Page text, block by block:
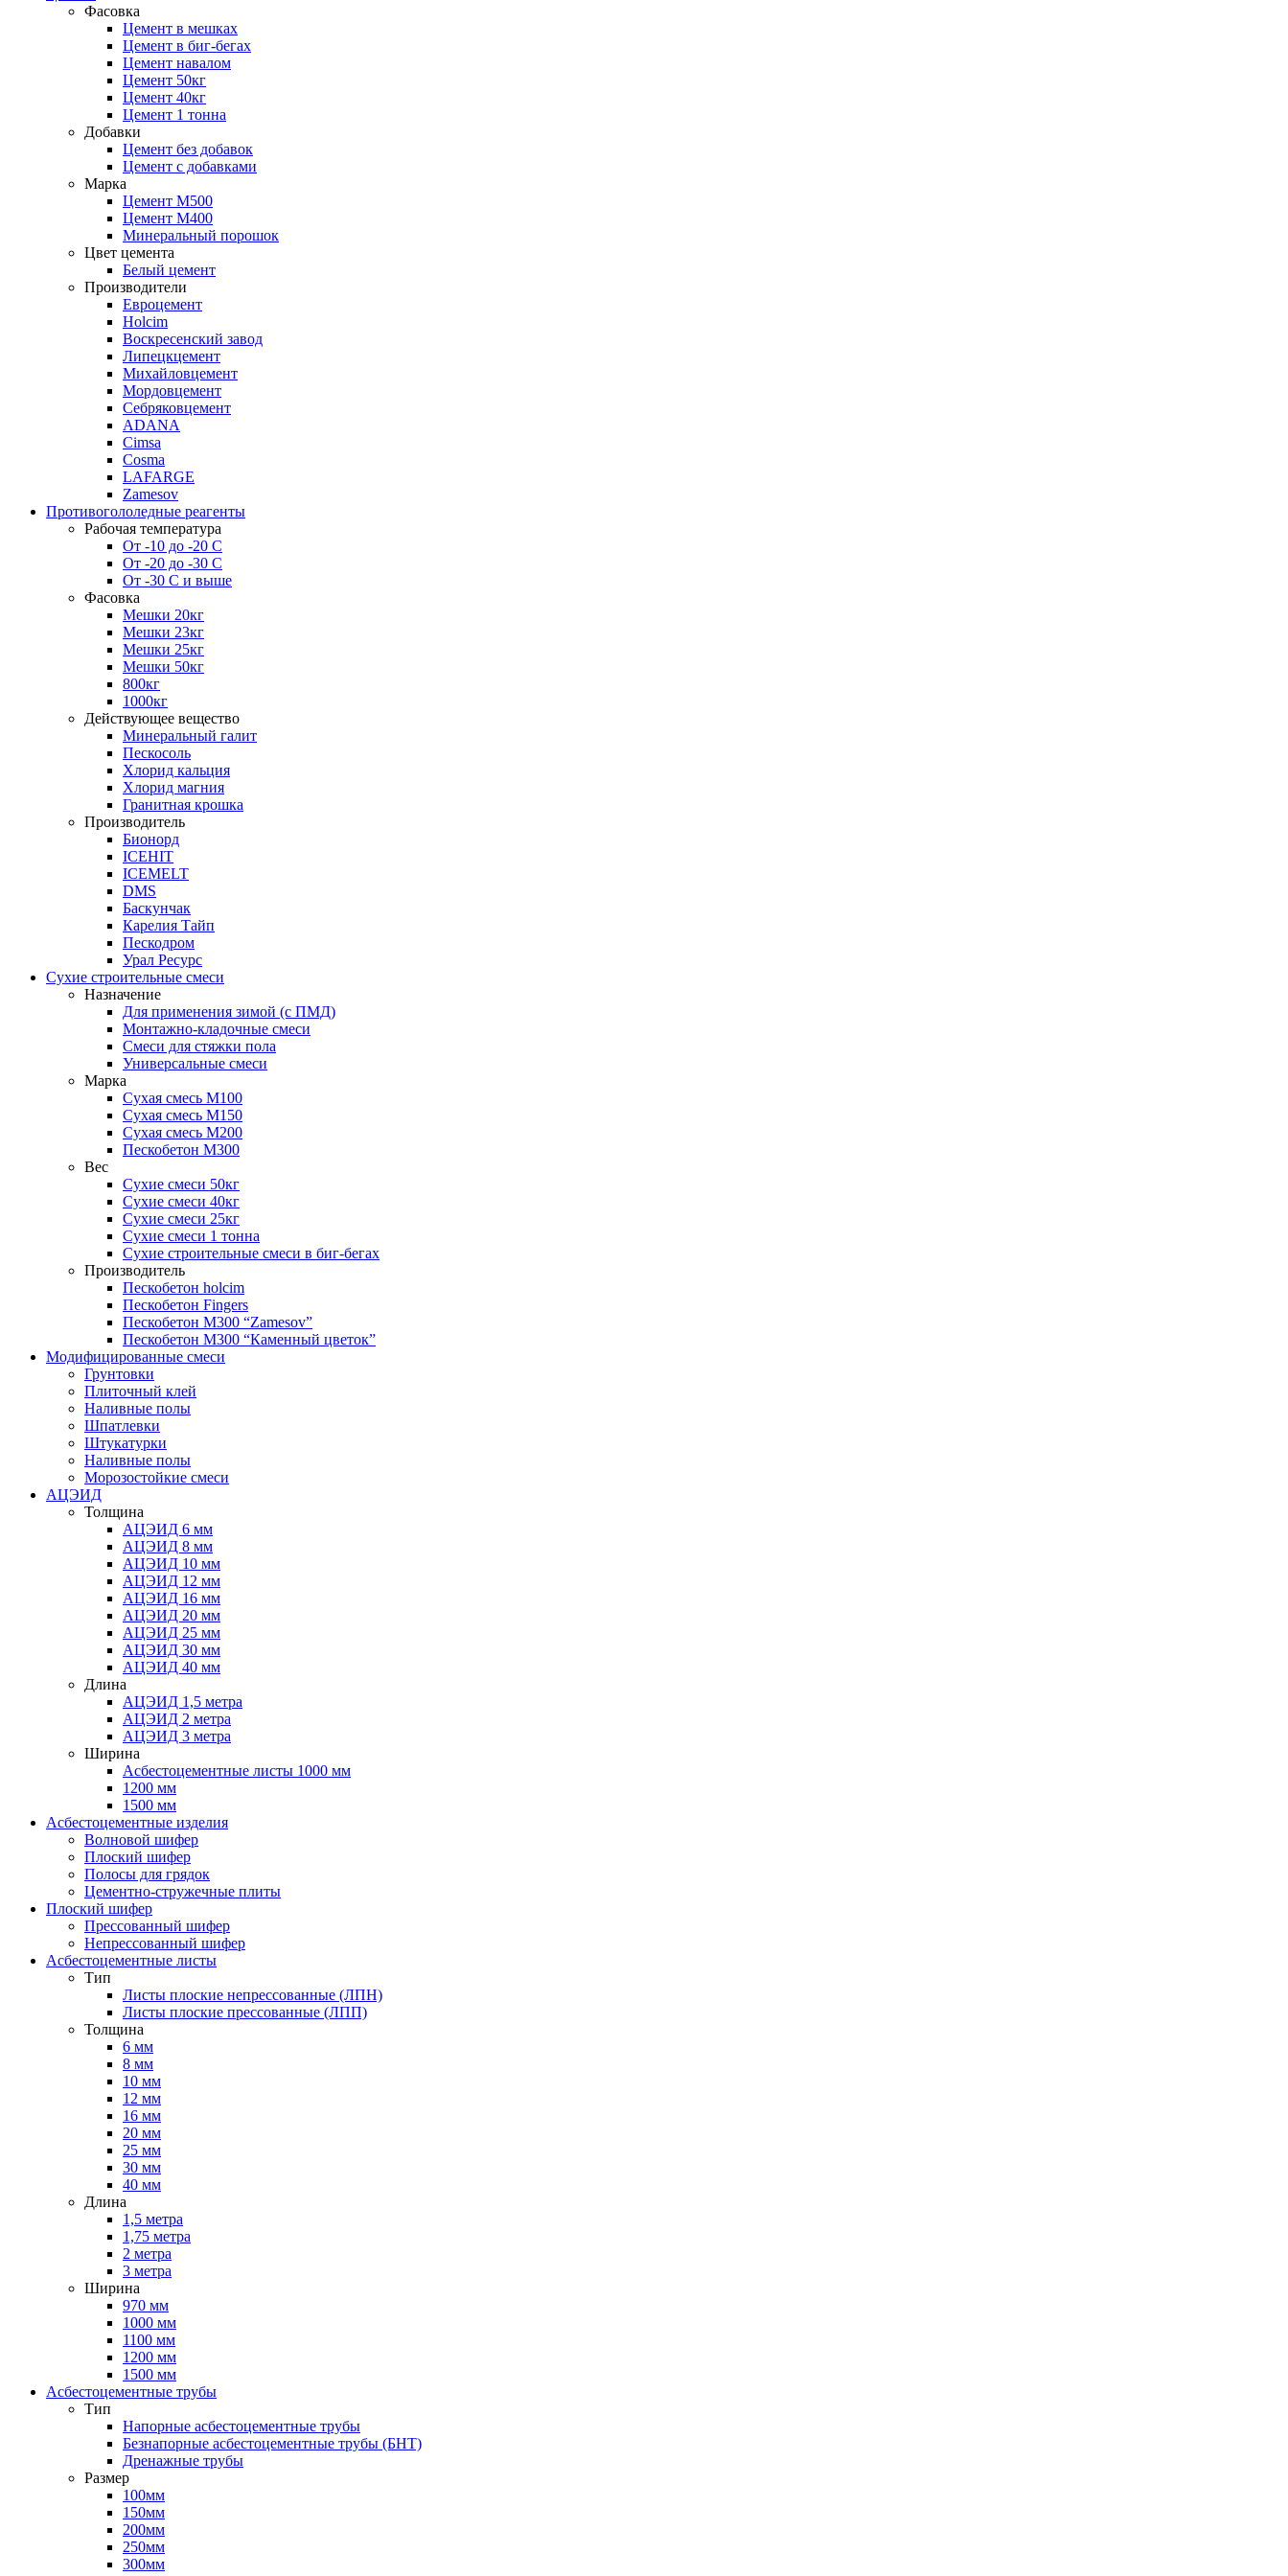
Фасовка
Цемент в мешках
Цемент в биг-бегах
Цемент навалом
Цемент 50кг
Цемент 40кг
Цемент 1 тонна
Добавки
Цемент без добавок
Цемент с добавками
Марка
Цемент М500
Цемент М400
Минеральный порошок
Цвет цемента
Белый цемент
Производители
Евроцемент
Holcim
Воскресенский завод
Липецкцемент
Михайловцемент
Мордовцемент
Себряковцемент
ADANA
Cimsa
Cosma
LAFARGE
Zamesov
Противогололедные реагенты
Рабочая температура
От -10 до -20 С
От -20 до -30 С
От -30 С и выше
Фасовка
Мешки 20кг
Мешки 23кг
Мешки 25кг
Мешки 50кг
800кг
1000кг
Действующее вещество
Минеральный галит
Пескосоль
Хлорид кальция
Хлорид магния
Гранитная крошка
Производитель
Бионорд
ICEHIT
ICEMELT
DMS
Баскунчак
Карелия Тайп
Пескодром
Урал Ресурс
Сухие строительные смеси
Назначение
Для применения зимой (с ПМД)
Монтажно-кладочные смеси
Смеси для стяжки пола
Универсальные смеси
Марка
Сухая смесь М100
Сухая смесь М150
Сухая смесь М200
Пескобетон М300
Вес
Сухие смеси 50кг
Сухие смеси 40кг
Сухие смеси 25кг
Сухие смеси 1 тонна
Сухие строительные смеси в биг-бегах
Производитель
Пескобетон holcim
Пескобетон Fingers
Пескобетон М300 “Zamesov”
Пескобетон М300 “Каменный цветок”
Модифицированные смеси
Грунтовки
Плиточный клей
Наливные полы
Шпатлевки
Штукатурки
Наливные полы
Морозостойкие смеси
АЦЭИД
Толщина
АЦЭИД 6 мм
АЦЭИД 8 мм
АЦЭИД 10 мм
АЦЭИД 12 мм
АЦЭИД 16 мм
АЦЭИД 20 мм
АЦЭИД 25 мм
АЦЭИД 30 мм
АЦЭИД 40 мм
Длина
АЦЭИД 1,5 метра
АЦЭИД 2 метра
АЦЭИД 3 метра
Ширина
Асбестоцементные листы 1000 мм
1200 мм
1500 мм
Асбестоцементные изделия
Волновой шифер
Плоский шифер
Полосы для грядок
Цементно-стружечные плиты
Плоский шифер
Прессованный шифер
Непрессованный шифер
Асбестоцементные листы
Тип
Листы плоские непрессованные (ЛПН)
Листы плоские прессованные (ЛПП)
Толщина
6 мм
8 мм
10 мм
12 мм
16 мм
20 мм
25 мм
30 мм
40 мм
Длина
1,5 метра
1,75 метра
2 метра
3 метра
Ширина
970 мм
1000 мм
1100 мм
1200 мм
1500 мм
Асбестоцементные трубы
Тип
Напорные асбестоцементные трубы
Безнапорные асбестоцементные трубы (БНТ)
Дренажные трубы
Размер
100мм
150мм
200мм
250мм
300мм